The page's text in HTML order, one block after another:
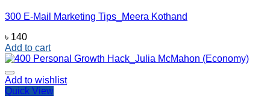
300 E-Mail Marketing Tips_Meera Kothand
৳ 140
Add to cart
Add to wishlist
Quick View